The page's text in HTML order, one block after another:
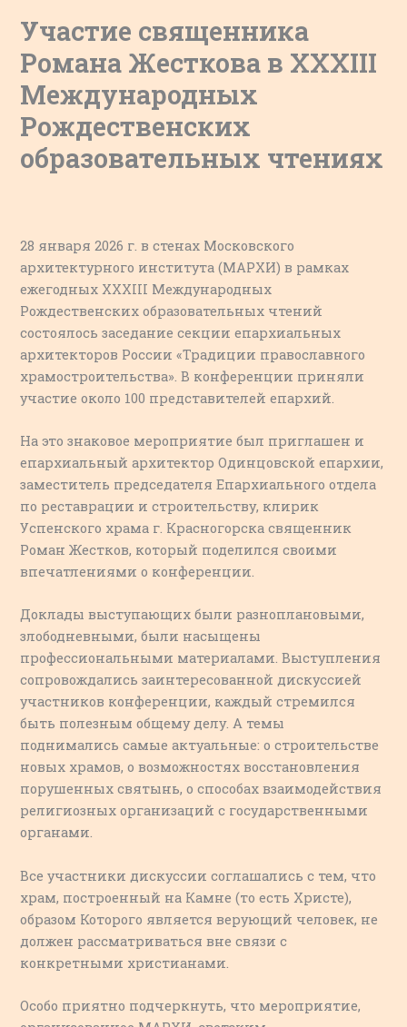
Участие священника
Романа Жесткова в XXXIII
Международных
Рождественских
образовательных чтениях
28 января 2026 г. в стенах Московского
архитектурного института (МАРХИ) в рамках
ежегодных XXXIII Международных
Рождественских образовательных чтений
состоялось заседание секции епархиальных
архитекторов России «Традиции православного
храмостроительства». В конференции приняли
участие около 100 представителей епархий.
На это знаковое мероприятие был приглашен и
епархиальный архитектор Одинцовской епархии,
заместитель председателя Епархиального отдела
по реставрации и строительству, клирик
Успенского храма г. Красногорска священник
Роман Жестков, который поделился своими
впечатлениями о конференции.
Доклады выступающих были разноплановыми,
злободневными, были насыщены
профессиональными материалами. Выступления
сопровождались заинтересованной дискуссией
участников конференции, каждый стремился
быть полезным общему делу. А темы
поднимались самые актуальные: о строительстве
новых храмов, о возможностях восстановления
порушенных святынь, о способах взаимодействия
религиозных организаций с государственными
органами.
Все участники дискуссии соглашались с тем, что
храм, построенный на Камне (то есть Христе),
образом Которого является верующий человек, не
должен рассматриваться вне связи с
конкретными христианами.
Особо приятно подчеркнуть, что мероприятие,